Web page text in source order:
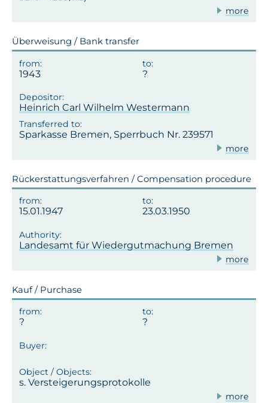
more
Überweisung / Bank transfer
1943
Heinrich Carl Wilhelm Westermann
Sparkasse Bremen, Sperrbuch Nr. 239571
more
Rückerstattungsverfahren / Compensation procedure
15.01.1947 23.03.1950
Landesamt für Wiedergutmachung Bremen
more
Kauf / Purchase
s. Versteigerungsprotokolle
more